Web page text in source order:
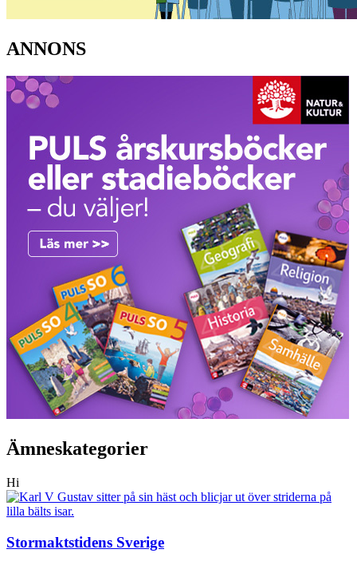
ANNONS
Ämneskategorier
Hi
Stormaktstidens Sverige